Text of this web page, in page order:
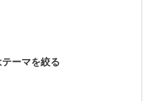
ーマを絞る